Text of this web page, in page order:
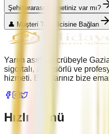
Şehirlerarası hizmetiniz var mı?
👤 Müşteri Temsilcisine Bağlan
Yarım asırlık tecrübeyle
sigortalı, asansörlü ve
hizmeti. Eşyalarınız bize
Hızlı Menü